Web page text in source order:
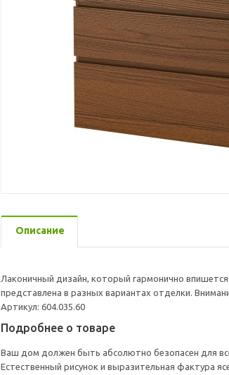
Описание
Лаконичный дизайн, который гармонично
представлена в разных вариантах отделки.
Артикул: 604.035.60
Подробнее о товаре
Ваш дом должен быть абсолютно безопасен для
Естественный рисунок и выразительная фактура